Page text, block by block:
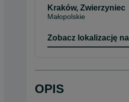
Kraków, Zwierzyniec
Małopolskie
Zobacz lokalizację
OPIS